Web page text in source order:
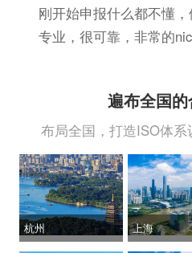
刚开始申报什么都不懂
专业，很可靠，非常的
遍布全国
布局全国，打造ISO体系
杭州 上海